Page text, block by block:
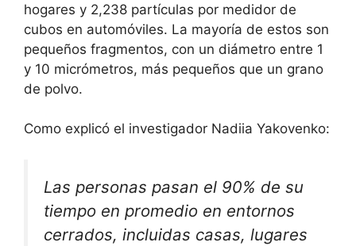
hogares y 2,238 partículas por medidor de
cubos en automóviles. La mayoría de estos son
pequeños fragmentos, con un diámetro entre 1
y 10 micrómetros, más pequeños que un grano
de polvo.
Como explicó el investigador Nadiia Yakovenko:
Las personas pasan el 90% de su
tiempo en promedio en entornos
cerrados, incluidas casas, lugares